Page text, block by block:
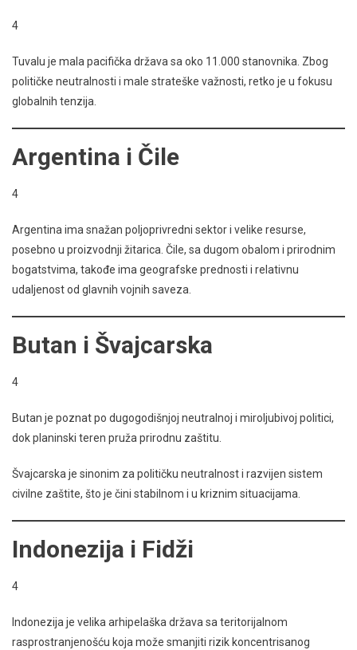
4
Tuvalu je mala pacifička država sa oko 11.000 stanovnika. Zbog
političke neutralnosti i male strateške važnosti, retko je u fokusu
globalnih tenzija.
Argentina i Čile
4
Argentina ima snažan poljoprivredni sektor i velike resurse,
posebno u proizvodnji žitarica. Čile, sa dugom obalom i prirodnim
bogatstvima, takođe ima geografske prednosti i relativnu
udaljenost od glavnih vojnih saveza.
Butan i Švajcarska
4
Butan je poznat po dugogodišnjoj neutralnoj i miroljubivoj politici,
dok planinski teren pruža prirodnu zaštitu.
Švajcarska je sinonim za političku neutralnost i razvijen sistem
civilne zaštite, što je čini stabilnom i u kriznim situacijama.
Indonezija i Fidži
4
Indonezija je velika arhipelaška država sa teritorijalnom
rasprostranjenošću koja može smanjiti rizik koncentrisanog